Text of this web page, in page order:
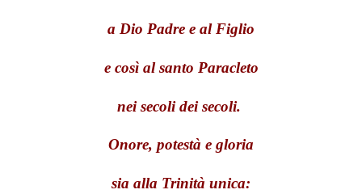
a Dio Padre e al Figlio
e così al santo Paracleto
nei secoli dei secoli.
Onore, potestà e gloria
sia alla Trinità unica: